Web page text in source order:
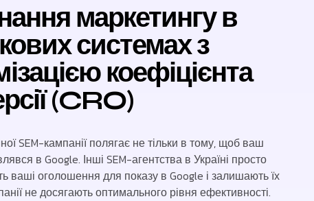
маркетингу в
системах з
коефіцієнта
(CRO)
SEM-кампанії полягає не тільки в тому, щоб ваш
в Google. Інші SEM-агентства в Україні просто
ваші оголошення для показу в Google і залишають їх
не досягають оптимального рівня ефективності.